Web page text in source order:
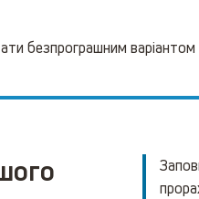
безпрограшним варіантом